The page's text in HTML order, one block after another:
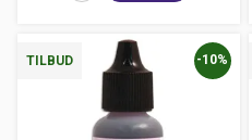
TILBUD -10%